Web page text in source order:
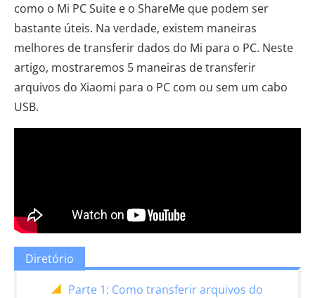
como o Mi PC Suite e o ShareMe que podem ser
bastante úteis. Na verdade, existem maneiras
melhores de transferir dados do Mi para o PC. Neste
artigo, mostraremos 5 maneiras de transferir
arquivos do Xiaomi para o PC com ou sem um cabo
USB.
Diretório
Parte 1: Como transferir arquivos do